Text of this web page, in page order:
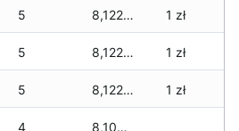
5 8,122 zł 1 zł
5 8,122 zł 1 zł
5 8,122 zł 1 zł
4 8,102 zł